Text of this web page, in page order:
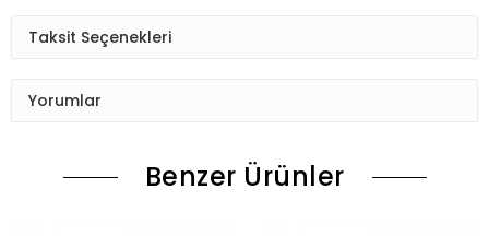
Taksit Seçenekleri
Yorumlar
Benzer Ürünler